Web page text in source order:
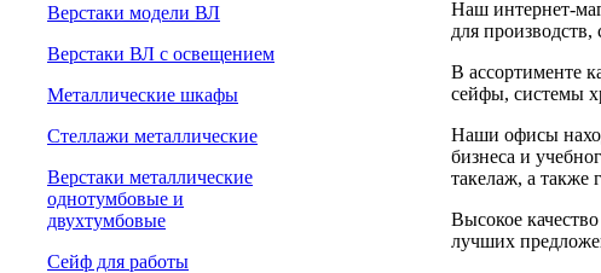
Верстаки модели ВЛ
Верстаки ВЛ с освещением
Металлические шкафы
Стеллажи металлические
Верстаки металлические
однотумбовые и
двухтумбовые
Сейф для работы
Наш интернет-
для
В ассортименте
сейфы, системы
Наши офисы
бизнеса и
такелаж, а также
Высокое
лучших